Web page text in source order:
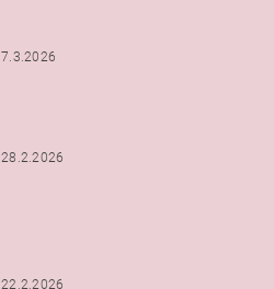
7.3.2026
28.2.2026
22.2.2026